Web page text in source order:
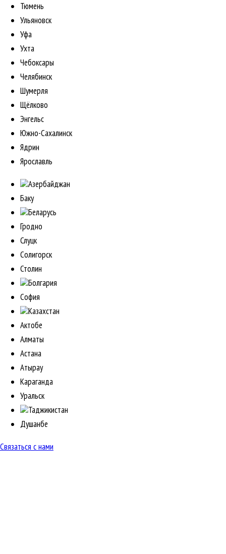
Тюмень
Ульяновск
Уфа
Ухта
Чебоксары
Челябинск
Шумерля
Щёлково
Энгельс
Южно-Сахалинск
Ядрин
Ярославль
Азербайджан
Баку
Беларусь
Гродно
Слуцк
Солигорск
Столин
Болгария
София
Казахстан
Актобе
Алматы
Астана
Атырау
Караганда
Уральск
Таджикистан
Душанбе
Связаться с нами